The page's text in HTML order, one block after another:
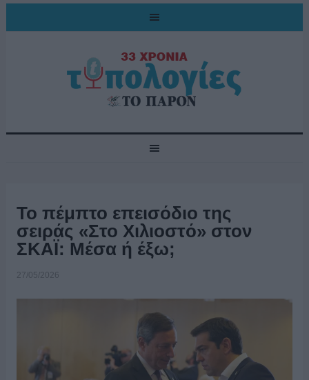
Το πέμπτο επεισόδιο της
σειράς «Στο Χιλιοστό» στον
ΣΚΑΪ: Μέσα ή έξω;
27/05/2026